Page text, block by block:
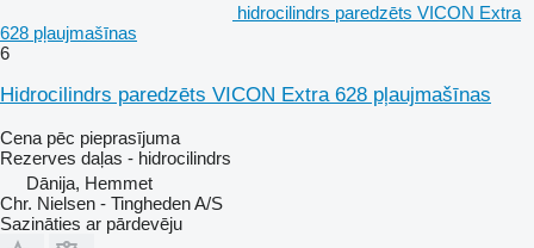
hidrocilindrs paredzēts VICON Extra
628 pļaujmašīnas
6
Hidrocilindrs paredzēts VICON Extra 628 pļaujmašīnas
Cena pēc pieprasījuma
Rezerves daļas - hidrocilindrs
Dānija, Hemmet
Chr. Nielsen - Tingheden A/S
Sazināties ar pārdevēju